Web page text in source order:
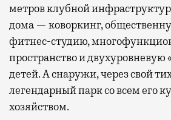
метров клубной
дома — коворкинг,
фитнес-студию,
пространство и двухуровневую
детей. А снаружи, через свой
легендарный парк со всем его
хозяйством.